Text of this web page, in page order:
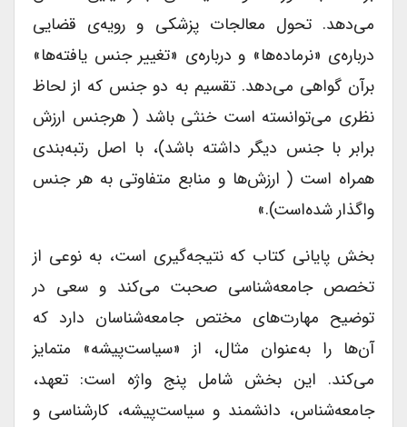
می‌دهد. تحول معالجات پزشکی و رویه‌ی قضایی
درباره‌ی «نرماده‌ها» و درباره‌ی «تغییر جنس یافته‌ها»
برآن گواهی می‌دهد. تقسیم به دو جنس که از لحاظ
نظری می‌توانسته است خنثی باشد ( هرجنس ارزش
برابر با جنس دیگر داشته باشد)، با اصل رتبه‌بندی
همراه است ( ارزش‌ها و منابع متفاوتی به هر جنس
واگذار شده‌است).»
بخش پایانی کتاب که نتیجه‌گیری است، به نوعی از
تخصص جامعه‌شناسی صحبت می‌کند و سعی در
توضیح مهارت‌های مختص جامعه‌شناسان دارد که
آن‌ها را به‌عنوان مثال، از «سیاست‌پیشه» متمایز
می‌کند. این بخش شامل پنج واژه است: تعهد،
جامعه‌شناس، دانشمند و سیاست‌پیشه، کارشناسی و